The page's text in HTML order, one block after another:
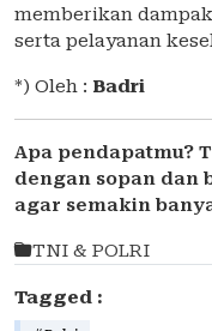
memberikan
serta pelayanan
*) Oleh : Badri
Apa pendapatmu?
dengan sopan dan
agar semakin
TNI & POLRI
Tagged :